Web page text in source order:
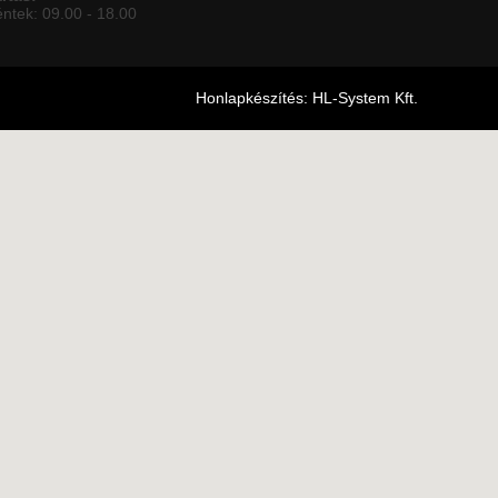
09.00 - 18.00
Honlapkészítés: HL-System Kft.